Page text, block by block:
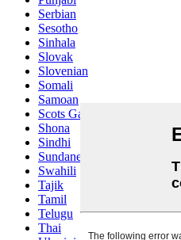
Serbian
Sesotho
Sinhala
Slovak
Slovenian
Somali
Samoan
Scots Gaelic
Shona
Sindhi
Sundanese
Swahili
Tajik
Tamil
Telugu
Thai